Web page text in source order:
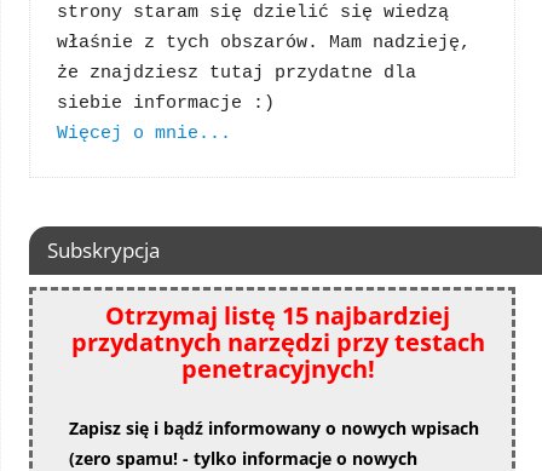
strony staram się dzielić się wiedzą
właśnie z tych obszarów. Mam nadzieję,
że znajdziesz tutaj przydatne dla
Więcej o mnie...
Subskrypcja
Otrzymaj listę 15 najbardziej
przydatnych narzędzi przy testach
penetracyjnych!
Zapisz się i bądź informowany o nowych wpisach
(zero spamu! - tylko informacje o nowych